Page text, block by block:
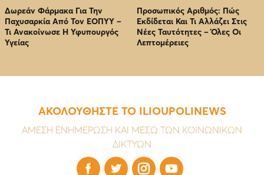
Δωρεάν Φάρμακα Για Την
Παχυσαρκία Από Τον EOΠΥΥ –
Τι Ανακοίνωσε Η Υφυπουργός
Υγείας
Προσωπικός Αριθμός: Πώς
Εκδίδεται Και Τι Αλλάζει Στις
Νέες Ταυτότητες – Όλες Οι
Λεπτομέρειες
ΑΚΟΛΟΥΘΗΣΤΕ ΤΟ ILIOUPOLINEWS
ΑΜΕΣΗ ΕΝΗΜΕΡΩΣΗ ΚΑΙ ΜΕΣΩ ΤΩΝ ΚΟΙΝΩΝΙΚΩΝ
ΔΙΚΤΥΩΝ
   